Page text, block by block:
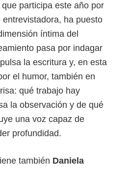
que participa este año por
ha puesto
íntima del
pasa por indagar
la escritura y, en esta
el humor, también en
qué trabajo hay
la observación y de qué
una voz capaz de
profundidad.
también Daniela